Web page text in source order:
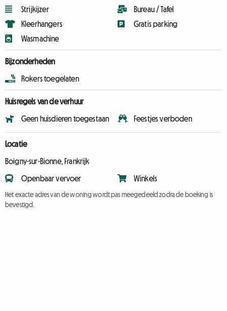
Strijkijzer
Kleerhangers
Wasmachine
Bureau / Tafel
Gratis parking
Bijzonderheden
Rokers toegelaten
Huisregels van de verhuur
Geen huisdieren toegestaan Feestjes verboden
Locatie
Boigny-sur-Bionne, Frankrijk
Openbaar vervoer Winkels
Het exacte adres van de woning wordt pas meegedeeld zodra de boeking is
bevestigd.